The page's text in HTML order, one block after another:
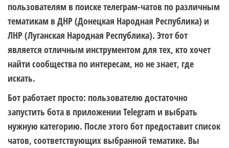
пользователям в поиске телеграм-чатов по различным
тематикам в ДНР (Донецкая Народная Республика) и
ЛНР (Луганская Народная Республика). Этот бот
является отличным инструментом для тех, кто хочет
найти сообщества по интересам, но не знает, где
искать.
Бот работает просто: пользователю достаточно
запустить бота в приложении Telegram и выбрать
нужную категорию. После этого бот предоставит список
чатов, соответствующих выбранной тематике. Вы